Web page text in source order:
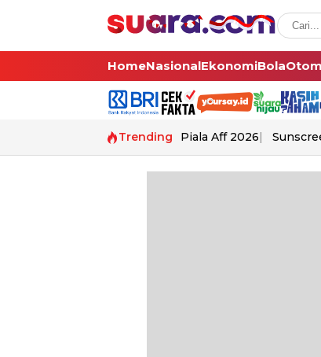
HomeNasionalEkonomiBola
Trending Piala Aff 2026